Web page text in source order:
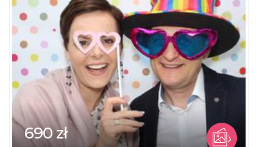
690 zł